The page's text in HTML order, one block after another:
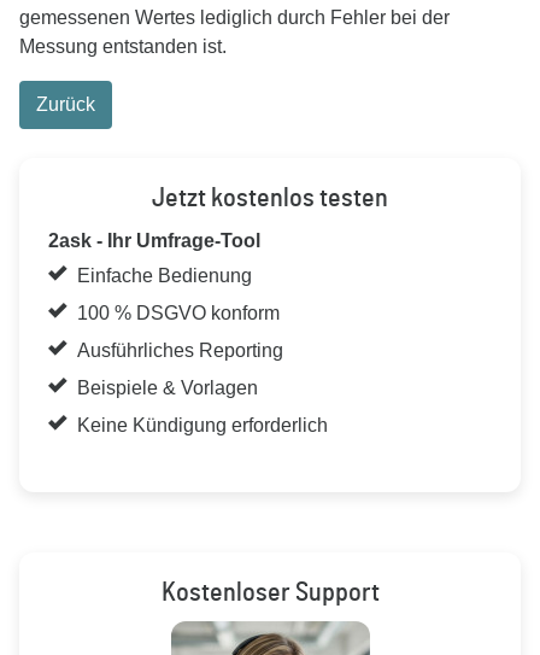
gemessenen Wertes lediglich durch Fehler bei der
Messung entstanden ist.
Zurück
Jetzt kostenlos testen
2ask - Ihr Umfrage-Tool
Einfache Bedienung
100 % DSGVO konform
Ausführliches Reporting
Beispiele & Vorlagen
Keine Kündigung erforderlich
Kostenloser Support